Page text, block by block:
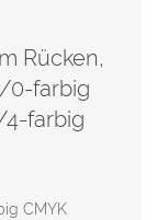
Rücken,
0-farbig
4-farbig
CMYK